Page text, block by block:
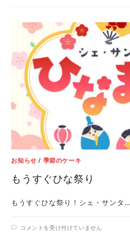
お知らせ / 季節のケーキ
もうすぐひな祭り
もうすぐひな祭り！シェ・サンタ…
コメントを受け付けていません